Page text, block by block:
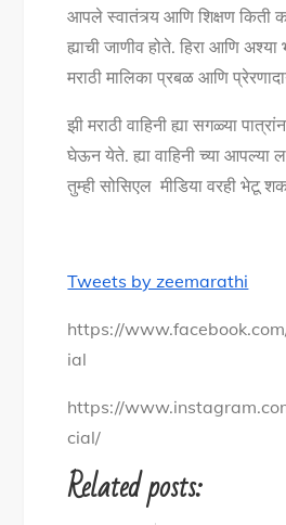
आपले स्वातंत्र्य आणि शिक्षण किती
ह्याची जाणीव होते. हिरा आणि अश्या
मराठी मालिका प्रबळ आणि
झी मराठी वाहिनी ह्या सगळ्या
घेऊन येते. ह्या वाहिनी च्या आपल्या
तुम्ही सोसिएल मीडिया वरही भेटू
Tweets by zeemarathi
https://
ial
https://
cial/
Related posts: